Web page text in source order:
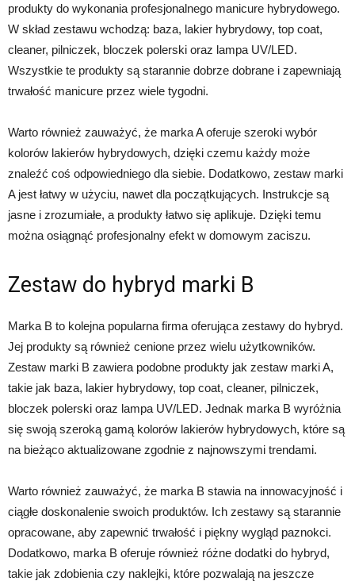
produkty do wykonania profesjonalnego manicure hybrydowego.
W skład zestawu wchodzą: baza, lakier hybrydowy, top coat,
cleaner, pilniczek, bloczek polerski oraz lampa UV/LED.
Wszystkie te produkty są starannie dobrze dobrane i zapewniają
trwałość manicure przez wiele tygodni.
Warto również zauważyć, że marka A oferuje szeroki wybór
kolorów lakierów hybrydowych, dzięki czemu każdy może
znaleźć coś odpowiedniego dla siebie. Dodatkowo, zestaw marki
A jest łatwy w użyciu, nawet dla początkujących. Instrukcje są
jasne i zrozumiałe, a produkty łatwo się aplikuje. Dzięki temu
można osiągnąć profesjonalny efekt w domowym zaciszu.
Zestaw do hybryd marki B
Marka B to kolejna popularna firma oferująca zestawy do hybryd.
Jej produkty są również cenione przez wielu użytkowników.
Zestaw marki B zawiera podobne produkty jak zestaw marki A,
takie jak baza, lakier hybrydowy, top coat, cleaner, pilniczek,
bloczek polerski oraz lampa UV/LED. Jednak marka B wyróżnia
się swoją szeroką gamą kolorów lakierów hybrydowych, które są
na bieżąco aktualizowane zgodnie z najnowszymi trendami.
Warto również zauważyć, że marka B stawia na innowacyjność i
ciągłe doskonalenie swoich produktów. Ich zestawy są starannie
opracowane, aby zapewnić trwałość i piękny wygląd paznokci.
Dodatkowo, marka B oferuje również różne dodatki do hybryd,
takie jak zdobienia czy naklejki, które pozwalają na jeszcze